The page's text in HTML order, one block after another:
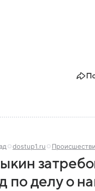
dostup1.ru
по делу о